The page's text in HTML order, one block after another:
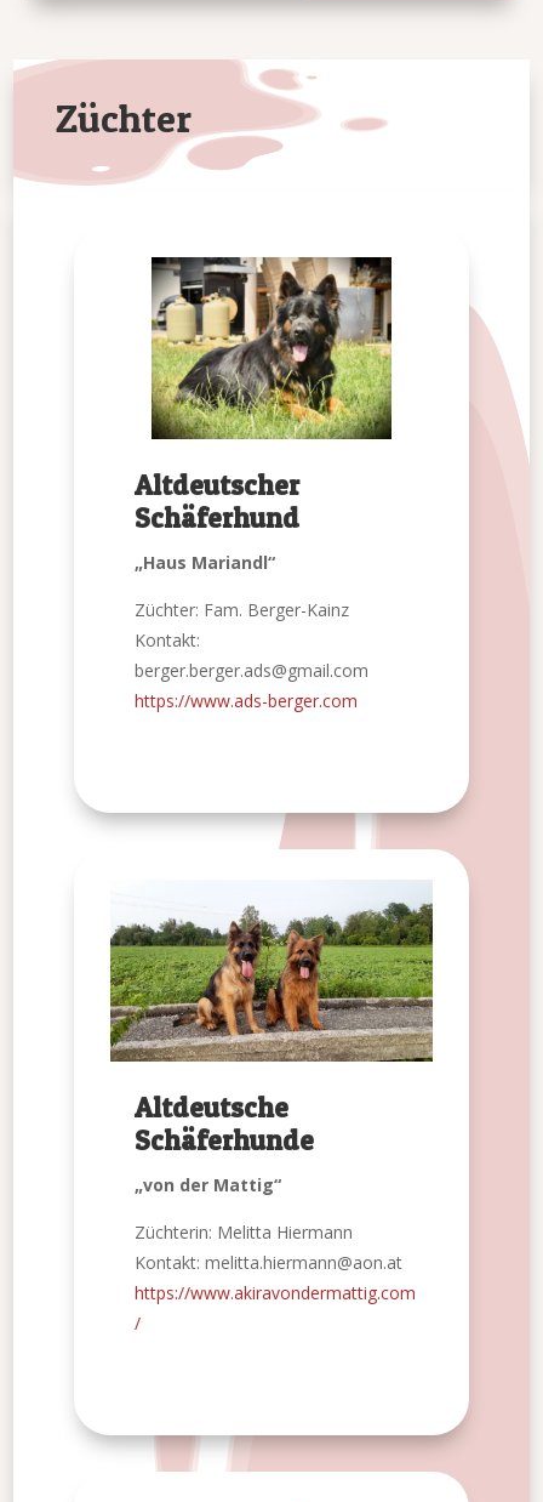
Züchter
Altdeutscher
Schäferhund
„Haus Mariandl“
Züchter: Fam. Berger-Kainz
Kontakt:
berger.berger.ads@gmail.com
https://www.ads-berger.com
Altdeutsche
Schäferhunde
„von der Mattig“
Züchterin: Melitta Hiermann
Kontakt: melitta.hiermann@aon.at
https://www.akiravondermattig.com
/